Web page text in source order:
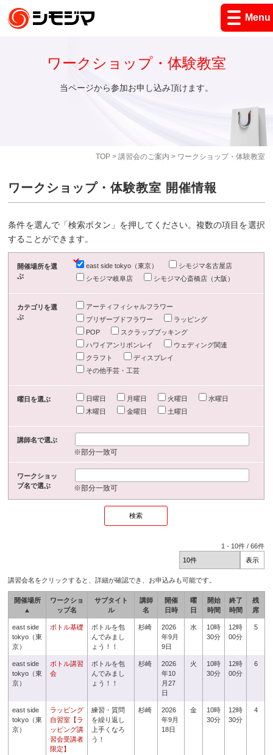
Menu
TOP> 講習会のご案内 > ワークショップ・体験教室
ワークショップ・体験教室
当ページから参加お申し込み頂けます。
ワークショップ・体験教室 開催情報
条件を選んで「検索ボタン」を押してください。複数の項目を選択
することができます。
開催場所を選
ぶ
east side tokyo（東京）
シモジマ名古屋店
シモジマ岐阜店
シモジマ心斎橋店（大阪）
カテゴリを選
ぶ
アーティフィシャルフラワー
プリザーブドフラワー
ラッピング
POP
スクラップブッキング
ハワイアンリボンレイ
ウェディング関連
クラフト
ディスプレイ
その他手芸・工芸
曜日を選ぶ 日曜日 月曜日 火曜日
水曜日
木曜日
金曜日 土曜日
講師名で選ぶ
※部分一致可
ワークショッ
プ名で選ぶ
※部分一致可
1 - 10件 /66件
講習会名をクリックすると、詳細が確認でき、お申込みも可能です。
開催場所
▲
ワークショ
ップ名
サブタイト
ル
講師
名
開催
日時
曜
日
開始
時間
終了
時間
残
席
east side
tokyo（東
京）
ボトル基礎
ボトルを包
んでみまし
ょう！！
杉崎
2026
年9月
9日
水
10時
30分
12時
00分
5
east side
tokyo（東
京）
ボトル講習
会
ボトルを包
んでみまし
ょう！！
杉崎
2026
年10
月27
日
火
10時
30分
12時
00分
6
east side
tokyo（東
京）
ラッピング
自習室【ラ
ッピング講
習会受講者
限定】
練習・質問
を繰り返し
上手くなろ
う！
杉崎
2026
年9月
18日
金
10時
30分
12時
30分
4